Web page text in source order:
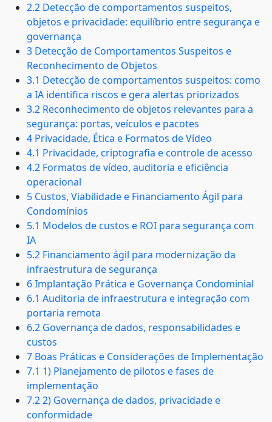
2.2 Detecção de comportamentos suspeitos,
objetos e privacidade: equilíbrio entre segurança e
governança
3 Detecção de Comportamentos Suspeitos e
Reconhecimento de Objetos
3.1 Detecção de comportamentos suspeitos: como
a IA identifica riscos e gera alertas priorizados
3.2 Reconhecimento de objetos relevantes para a
segurança: portas, veículos e pacotes
4 Privacidade, Ética e Formatos de Vídeo
4.1 Privacidade, criptografia e controle de acesso
4.2 Formatos de vídeo, auditoria e eficiência
operacional
5 Custos, Viabilidade e Financiamento Ágil para
Condomínios
5.1 Modelos de custos e ROI para segurança com
IA
5.2 Financiamento ágil para modernização da
infraestrutura de segurança
6 Implantação Prática e Governança Condominial
6.1 Auditoria de infraestrutura e integração com
portaria remota
6.2 Governança de dados, responsabilidades e
custos
7 Boas Práticas e Considerações de Implementação
7.1 1) Planejamento de pilotos e fases de
implementação
7.2 2) Governança de dados, privacidade e
conformidade